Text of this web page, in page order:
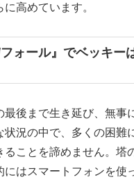
高めています。
ォール』でベッキー
最後まで生き延び、無事
状況の中で、多くの困難
ることを諦めません。塔
にはスマートフォンを使